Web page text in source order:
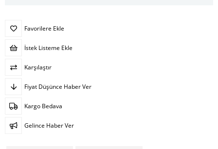
Favorilere Ekle
İstek Listeme Ekle
Karşılaştır
Fiyat Düşünce Haber Ver
Kargo Bedava
Gelince Haber Ver